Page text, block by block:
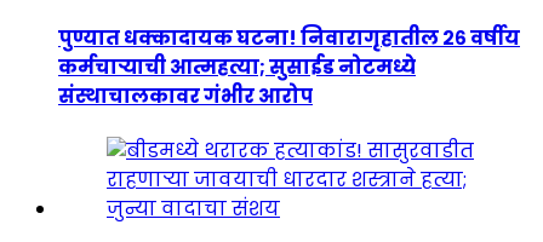
पुण्यात धक्कादायक घटना! निवारागृहातील २६ वर्षीय
कर्मचाऱ्याची आत्महत्या; सुसाईड नोटमध्ये
संस्थाचालकावर गंभीर आरोप